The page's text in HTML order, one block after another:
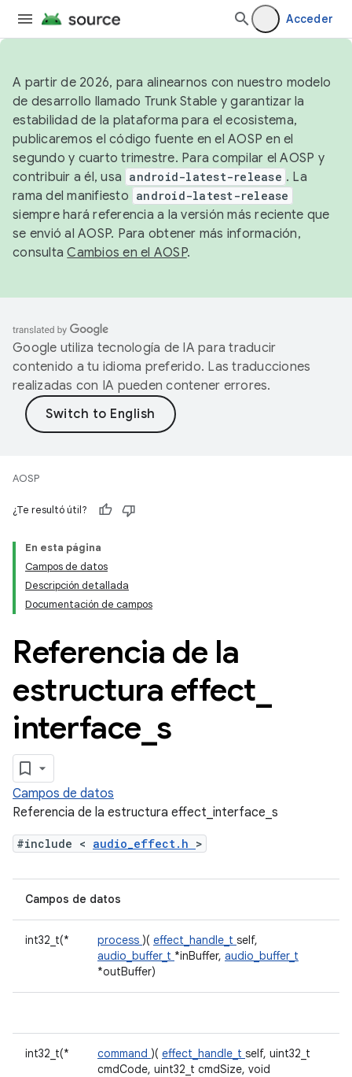
Acceder
A partir de 2026, para alinearnos con nuestro modelo
de desarrollo llamado Trunk Stable y garantizar la
estabilidad de la plataforma para el ecosistema,
publicaremos el código fuente en el AOSP en el
segundo y cuarto trimestre. Para compilar el AOSP y
contribuir a él, usa android-latest-release . La
rama del manifiesto android-latest-release
siempre hará referencia a la versión más reciente que
se envió al AOSP. Para obtener más información,
consultaCambios en el AOSP.
Google utiliza tecnología de IA para traducir
contenido a tu idioma preferido. Las traducciones
realizadas con IA pueden contener errores.
AOSP
¿Te resultó útil?
En esta página
Campos de datos
Descripción detallada
Documentación de campos
Referencia de la
estructura effect
interface s
Campos de datos
Referencia de la estructura effect_interface_s
#include < audio_effect.h >
Campos de datos
int32_t(* process )( effect_handle_t self,
audio_buffer_t *inBuffer, audio_buffer_t
*outBuffer)
int32_t(* command )( effect_handle_t self, uint32_t
cmdCode, uint32_t cmdSize, void